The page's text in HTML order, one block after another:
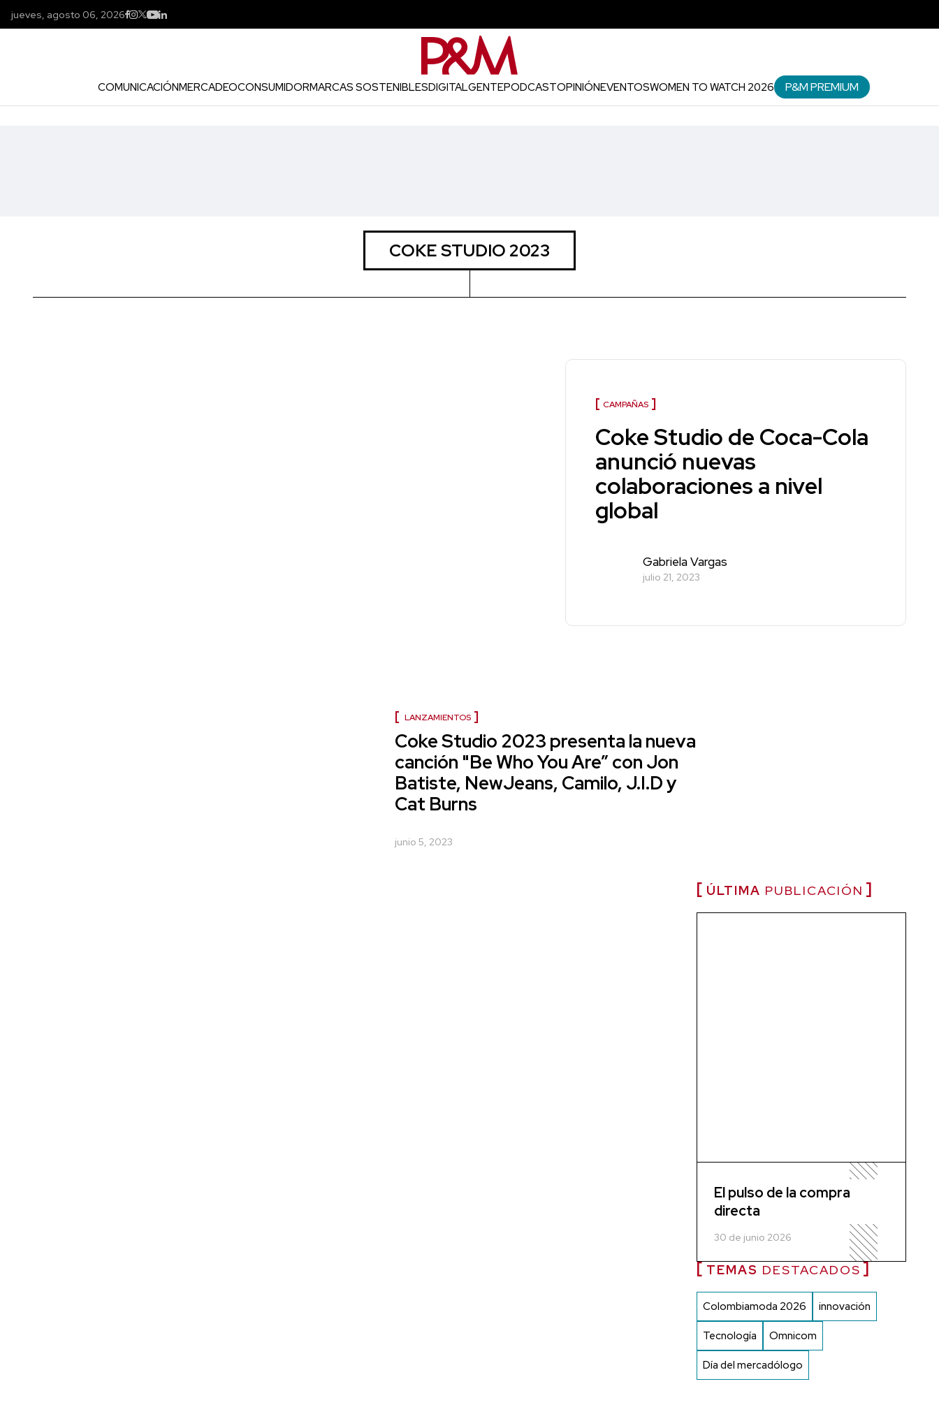
jueves, agosto 06, 2026
COMUNICACIÓNMERCADEOCONSUMIDORMARCAS SOSTENIBLESDIGITALGENTEPODCASTOPINIÓNEVENTOSWOMEN TO WATCH 2026 P&M PREMIUM
COKE STUDIO 2023
CAMPAÑAS
Coke Studio de Coca-Cola
anunció nuevas
colaboraciones a nivel
global
Gabriela Vargas
julio 21, 2023
LANZAMIENTOS
Coke Studio 2023 presenta la nueva
canción "Be Who You Are” con Jon
Batiste, NewJeans, Camilo, J.I.D y
Cat Burns
junio 5, 2023
ÚLTIMA PUBLICACIÓN
El pulso de la compra
directa
30 de junio 2026
TEMAS DESTACADOS
Colombiamoda 2026 innovación
Tecnología Omnicom
Día del mercadólogo